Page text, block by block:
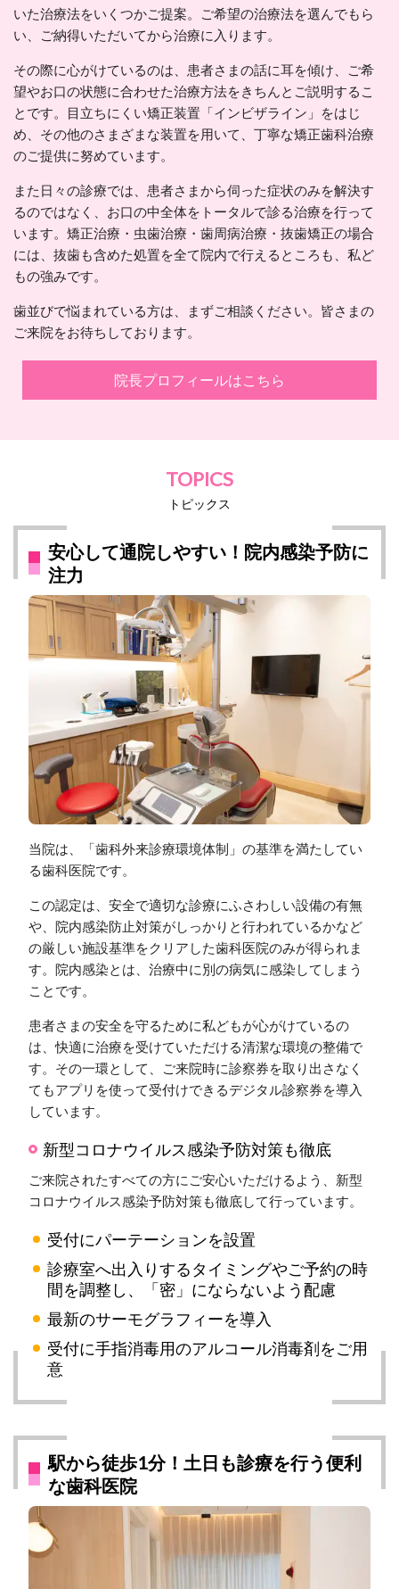
いた治療法をいくつかご提案。ご希望の治療法を選んでもら
い、ご納得いただいてから治療に入ります。
その際に心がけているのは、患者さまの話に耳を傾け、ご希
望やお口の状態に合わせた治療方法をきちんとご説明するこ
とです。目立ちにくい矯正装置「インビザライン」をはじ
め、その他のさまざまな装置を用いて、丁寧な矯正歯科治療
のご提供に努めています。
また日々の診療では、患者さまから伺った症状のみを解決す
るのではなく、お口の中全体をトータルで診る治療を行って
います。矯正治療・虫歯治療・歯周病治療・抜歯矯正の場合
には、抜歯も含めた処置を全て院内で行えるところも、私ど
もの強みです。
歯並びで悩まれている方は、まずご相談ください。皆さまの
ご来院をお待ちしております。
院長プロフィールはこちら
TOPICS
トピックス
安心して通院しやすい！院内感染予防に
注力
当院は、「歯科外来診療環境体制」の基準を満たしてい
る歯科医院です。
この認定は、安全で適切な診療にふさわしい設備の有無
や、院内感染防止対策がしっかりと行われているかなど
の厳しい施設基準をクリアした歯科医院のみが得られま
す。院内感染とは、治療中に別の病気に感染してしまう
ことです。
患者さまの安全を守るために私どもが心がけているの
は、快適に治療を受けていただける清潔な環境の整備で
す。その一環として、ご来院時に診察券を取り出さなく
てもアプリを使って受付けできるデジタル診察券を導入
しています。
新型コロナウイルス感染予防対策も徹底
ご来院されたすべての方にご安心いただけるよう、新型
コロナウイルス感染予防対策も徹底して行っています。
受付にパーテーションを設置
診療室へ出入りするタイミングやご予約の時
間を調整し、「密」にならないよう配慮
最新のサーモグラフィーを導入
受付に手指消毒用のアルコール消毒剤をご用
意
駅から徒歩1分！土日も診療を行う便利
な歯科医院